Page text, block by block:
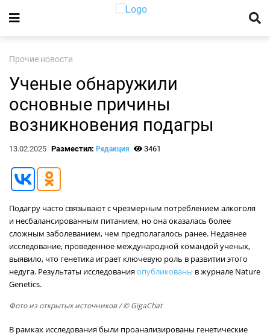
Прочие новости
Ученые обнаружили
основные причины
возникновения подагры
13.02.2025 Разместил: Редакция 3461
Подагру часто связывают с чрезмерным потреблением алкоголя
и несбалансированным питанием, но она оказалась более
сложным заболеванием, чем предполагалось ранее. Недавнее
исследование, проведенное международной командой ученых,
выявило, что генетика играет ключевую роль в развитии этого
недуга. Результаты исследованияопубликованы в журнале Nature
Genetics.
Фото из открытых источников/ © GigaChat
В рамках исследования были проанализированы генетические